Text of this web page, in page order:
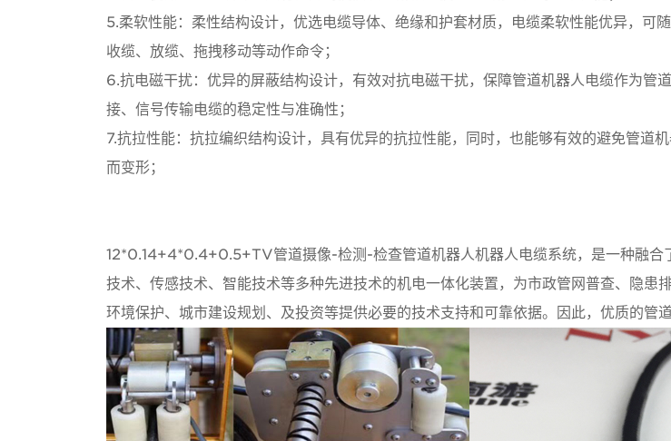
5.柔软性能：柔性结构设计，优选电缆导体、绝缘和护套材质，电缆柔软性能优异，可
收缆、放缆、拖拽移动等动作命令；
6.抗电磁干扰：优异的屏蔽结构设计，有效对抗电磁干扰，保障管道机器人电缆作为管
接、信号传输电缆的稳定性与准确性；
7.抗拉性能：抗拉编织结构设计，具有优异的抗拉性能，同时，也能够有效的避免管道
而变形；
12*0.14+4*0.4+0.5+TV管道摄像-检测-检查管道机器人机器人电缆系统，是一种融合
技术、传感技术、智能技术等多种先进技术的机电一体化装置，为市政管网普查、隐患
环境保护、城市建设规划、及投资等提供必要的技术支持和可靠依据。因此，优质的管